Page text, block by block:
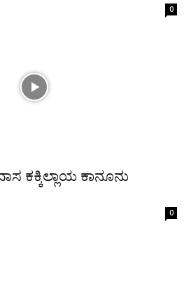
0
ಕಕ್ಕಿಲ್ಲಾಯ ಕಾನೂನು
0